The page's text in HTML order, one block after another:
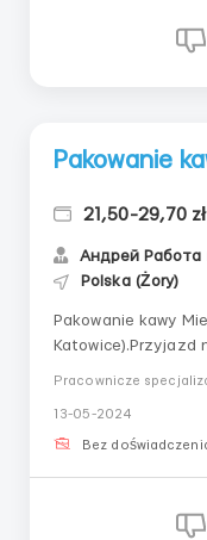
Pakowanie
21,50-29,70
Андрей Работа
Polska (Żory)
Pakowanie kawy Miejsce pracy:miasto Żory (40 km od
Katowice).Przyjazd
- a po pół roku 22
mężczyzny 29 zł/
Pracownicze
13-05-2024
Bez